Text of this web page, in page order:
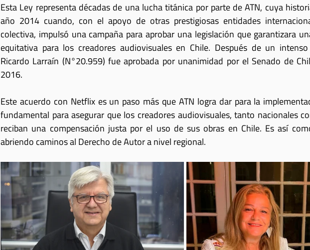
Esta Ley representa décadas de una lucha titánica por parte de ATN, cuya
año 2014 cuando, con el apoyo de otras prestigiosas entidades
colectiva, impulsó una campaña para aprobar una legislación que garantizara
equitativa para los creadores audiovisuales en Chile. Después de un
Ricardo Larraín (N°20.959) fue aprobada por unanimidad por el Senado de
2016.
Este acuerdo con Netflix es un paso más que ATN logra dar para la
fundamental para asegurar que los creadores audiovisuales, tanto nacionales
reciban una compensación justa por el uso de sus obras en Chile. Es así
abriendo caminos al Derecho de Autor a nivel regional.